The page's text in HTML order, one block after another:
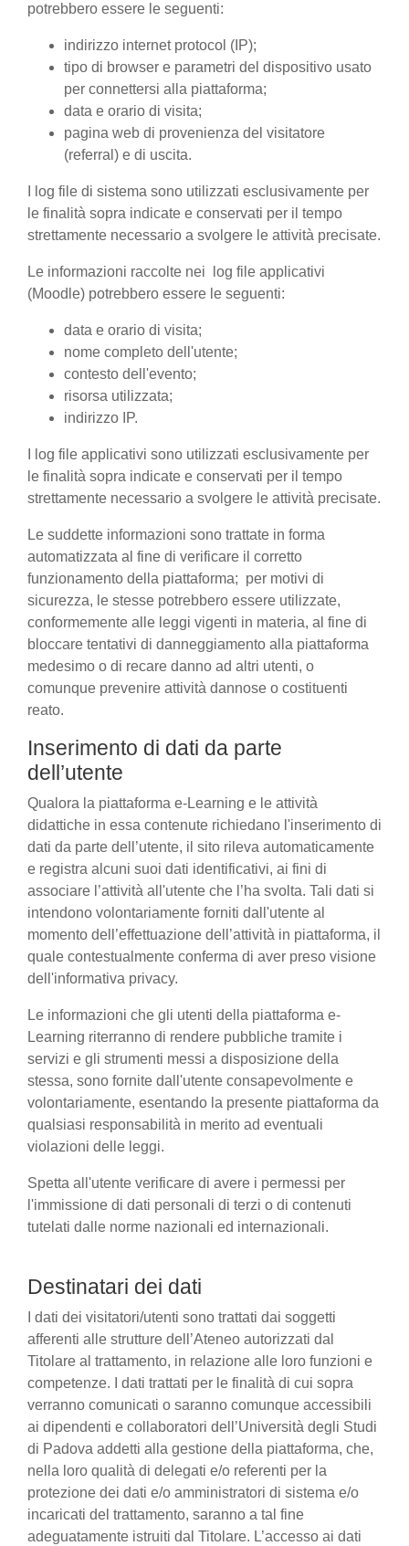
potrebbero essere le seguenti:
indirizzo internet protocol (IP);
tipo di browser e parametri del dispositivo usato
per connettersi alla piattaforma;
data e orario di visita;
pagina web di provenienza del visitatore
(referral) e di uscita.
I log file di sistema sono utilizzati esclusivamente per
le finalità sopra indicate e conservati per il tempo
strettamente necessario a svolgere le attività precisate.
Le informazioni raccolte nei log file applicativi
(Moodle) potrebbero essere le seguenti:
data e orario di visita;
nome completo dell'utente;
contesto dell'evento;
risorsa utilizzata;
indirizzo IP.
I log file applicativi sono utilizzati esclusivamente per
le finalità sopra indicate e conservati per il tempo
strettamente necessario a svolgere le attività precisate.
Le suddette informazioni sono trattate in forma
automatizzata al fine di verificare il corretto
funzionamento della piattaforma; per motivi di
sicurezza, le stesse potrebbero essere utilizzate,
conformemente alle leggi vigenti in materia, al fine di
bloccare tentativi di danneggiamento alla piattaforma
medesimo o di recare danno ad altri utenti, o
comunque prevenire attività dannose o costituenti
reato.
Inserimento di dati da parte
dell’utente
Qualora la piattaforma e-Learning e le attività
didattiche in essa contenute richiedano l'inserimento di
dati da parte dell’utente, il sito rileva automaticamente
e registra alcuni suoi dati identificativi, ai fini di
associare l’attività all'utente che l’ha svolta. Tali dati si
intendono volontariamente forniti dall'utente al
momento dell’effettuazione dell’attività in piattaforma, il
quale contestualmente conferma di aver preso visione
dell'informativa privacy.
Le informazioni che gli utenti della piattaforma e-
Learning riterranno di rendere pubbliche tramite i
servizi e gli strumenti messi a disposizione della
stessa, sono fornite dall'utente consapevolmente e
volontariamente, esentando la presente piattaforma da
qualsiasi responsabilità in merito ad eventuali
violazioni delle leggi.
Spetta all'utente verificare di avere i permessi per
l'immissione di dati personali di terzi o di contenuti
tutelati dalle norme nazionali ed internazionali.
Destinatari dei dati
I dati dei visitatori/utenti sono trattati dai soggetti
afferenti alle strutture dell’Ateneo autorizzati dal
Titolare al trattamento, in relazione alle loro funzioni e
competenze. I dati trattati per le finalità di cui sopra
verranno comunicati o saranno comunque accessibili
ai dipendenti e collaboratori dell’Università degli Studi
di Padova addetti alla gestione della piattaforma, che,
nella loro qualità di delegati e/o referenti per la
protezione dei dati e/o amministratori di sistema e/o
incaricati del trattamento, saranno a tal fine
adeguatamente istruiti dal Titolare. L’accesso ai dati